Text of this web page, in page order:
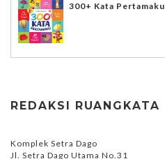
300+ Kata Pertamaku
REDAKSI RUANGKATA
Komplek Setra Dago
Jl. Setra Dago Utama No.31